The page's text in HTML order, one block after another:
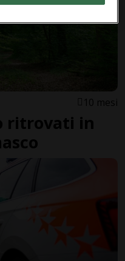
10 mesi
ritrovati in